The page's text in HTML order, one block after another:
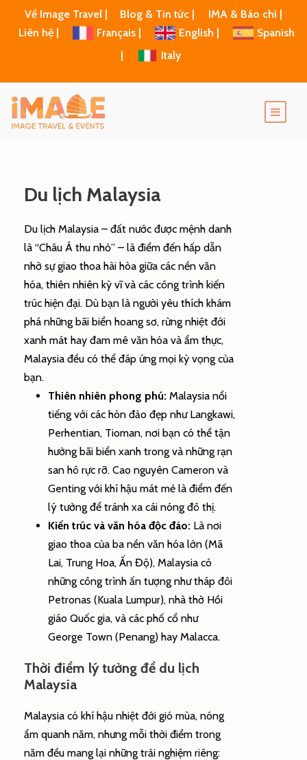
Về Image Travel | Blog & Tin tức |
IMA & Báo chí |
Liên hệ |
Français | English |
Spanish
Italy
Du lịch Malaysia
Du lịch Malaysia – đất nước được mệnh danh
là “Châu Á thu nhỏ” – là điểm đến hấp dẫn
nhờ sự giao thoa hài hòa giữa các nền văn
hóa, thiên nhiên kỳ vĩ và các công trình kiến
trúc hiện đại. Dù bạn là người yêu thích khám
phá những bãi biển hoang sơ, rừng nhiệt đới
xanh mát hay đam mê văn hóa và ẩm thực,
Malaysia đều có thể đáp ứng mọi kỳ vọng của
bạn.
Thiên nhiên phong phú: Malaysia nổi
tiếng với các hòn đảo đẹp như Langkawi,
Perhentian, Tioman, nơi bạn có thể tận
hưởng bãi biển xanh trong và những rạn
san hô rực rỡ. Cao nguyên Cameron và
Genting với khí hậu mát mẻ là điểm đến
lý tưởng để tránh xa cái nóng đô thị.
Kiến trúc và văn hóa độc đáo: Là nơi
giao thoa của ba nền văn hóa lớn (Mã
Lai, Trung Hoa, Ấn Độ), Malaysia có
những công trình ấn tượng như tháp đôi
Petronas (Kuala Lumpur), nhà thờ Hồi
giáo Quốc gia, và các phố cổ như
George Town (Penang) hay Malacca.
Thời điểm lý tưởng để du lịch
Malaysia
Malaysia có khí hậu nhiệt đới gió mùa, nóng
ẩm quanh năm, nhưng mỗi thời điểm trong
năm đều mang lại những trải nghiệm riêng: